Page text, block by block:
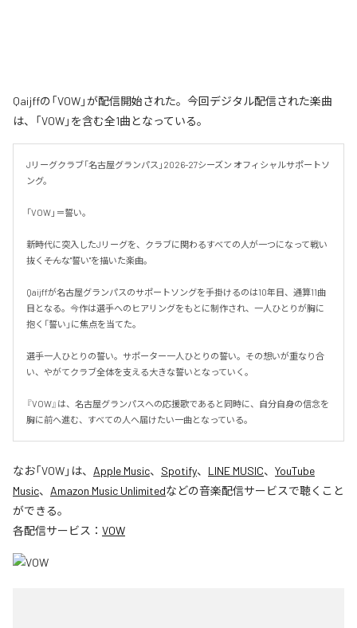
Qaijffの「VOW」が配信開始された。今回デジタル配信された楽曲
は、「VOW」を含む全1曲となっている。
Jリーグクラブ「名古屋グランパス」2026-27シーズン オフィシャルサポートソ
ング。
「VOW」＝誓い。
新時代に突入したJリーグを、クラブに関わるすべての人が一つになって戦い
抜く――そんな"誓い"を描いた楽曲。
Qaijffが名古屋グランパスのサポートソングを手掛けるのは10年目、通算11曲
目となる。今作は選手へのヒアリングをもとに制作され、一人ひとりが胸に
抱く「誓い」に焦点を当てた。
選手一人ひとりの誓い。サポーター一人ひとりの誓い。その想いが重なり合
い、やがてクラブ全体を支える大きな誓いとなっていく。
『VOW』は、名古屋グランパスへの応援歌であると同時に、自分自身の信念を
胸に前へ進む、すべての人へ届けたい一曲となっている。
なお「VOW」は、 Apple Music、 Spotify、 LINE MUSIC、 YouTube
Music、 Amazon Music Unlimitedなどの音楽配信サービスで聴くこと
ができる。
各配信サービス： VOW